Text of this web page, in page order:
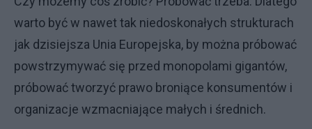
warto być w nawet tak niedoskonałych strukturach
jak dzisiejsza Unia Europejska, by można próbować
powstrzymywać się przed monopolami gigantów,
próbować tworzyć prawo broniące konsumentów i
organizacje wzmacniające małych i średnich.